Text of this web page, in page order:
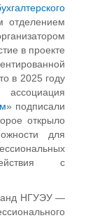
отделением
в проекте
в 2025 году
» подписали
открыло
для
с
НГУЭУ —